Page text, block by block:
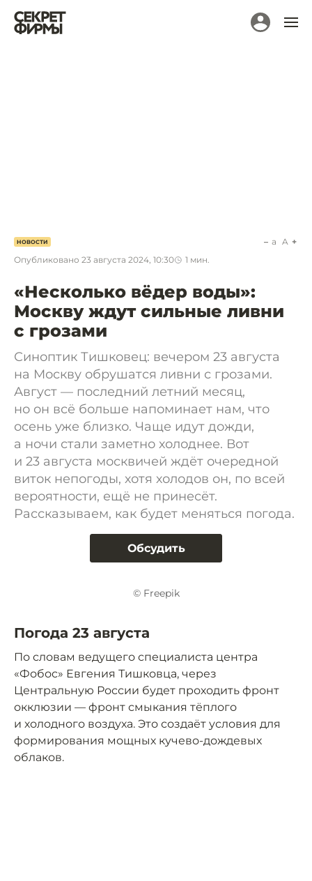
НОВОСТИ
Опубликовано 23 августа 2024, 10:30 1 мин.
a A
«Несколько вёдер воды»:
Москву ждут сильные ливни
с грозами
Синоптик Тишковец: вечером 23 августа
на Москву обрушатся ливни с грозами.
Август — последний летний месяц,
но он всё больше напоминает нам, что
осень уже близко. Чаще идут дожди,
а ночи стали заметно холоднее. Вот
и 23 августа москвичей ждёт очередной
виток непогоды, хотя холодов он, по всей
вероятности, ещё не принесёт.
Рассказываем, как будет меняться погода.
Обсудить
© Freepik
Погода 23 августа
По словам ведущего специалиста центра
«Фобос» Евгения Тишковца, через
Центральную России будет проходить фронт
окклюзии — фронт смыкания тёплого
и холодного воздуха. Это создаёт условия для
формирования мощных кучево-дождевых
облаков.